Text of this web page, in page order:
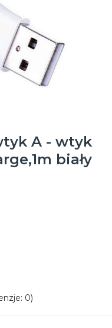
A - wtyk
biały
0)